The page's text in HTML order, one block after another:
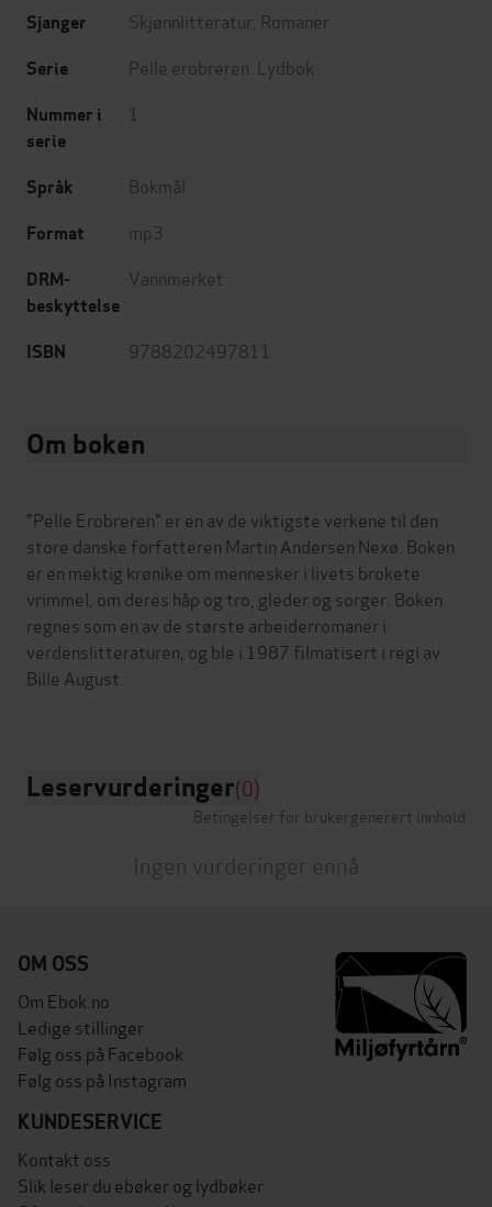
Sjanger Skjønnlitteratur Romaner
Serie Pelle erobreren. Lydbok
Nummer i
serie
1
Språk Bokmål
Format mp3
DRM-
beskyttelse
Vannmerket
ISBN 9788202497811
Om boken
"Pelle Erobreren" er en av de viktigste verkene til den
store danske forfatteren Martin Andersen Nexø. Boken
er en mektig krønike om mennesker i livets brokete
vrimmel, om deres håp og tro, gleder og sorger. Boken
regnes som en av de største arbeiderromaner i
verdenslitteraturen, og ble i 1987 filmatisert i regi av
Bille August.
Leservurderinger(0)
Betingelser for brukergenerert innhold
Ingen vurderinger ennå
OM OSS
Om Ebok.no
Ledige stillinger
Følg oss på Facebook
Følg oss på Instagram
KUNDESERVICE
Kontakt oss
Slik leser du ebøker og lydbøker